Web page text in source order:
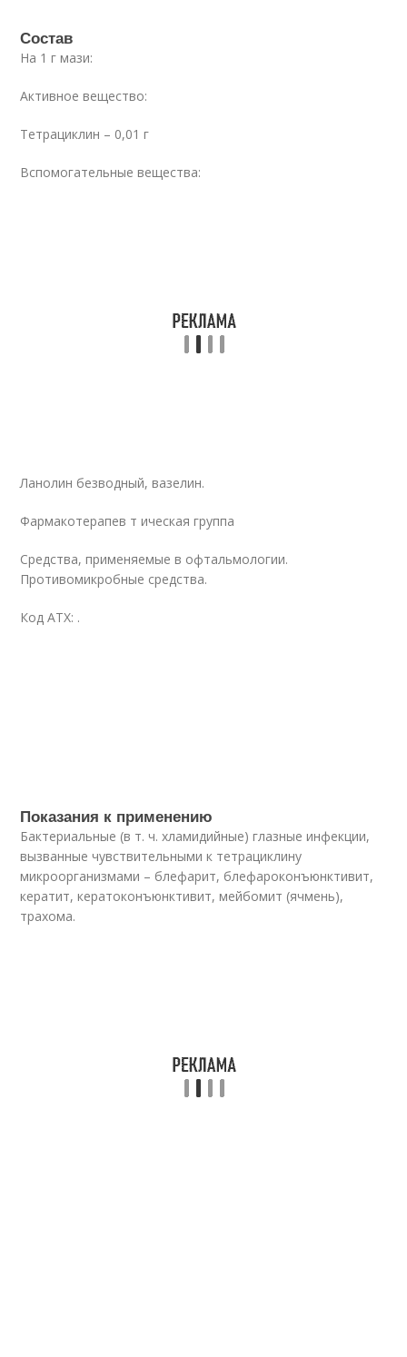
Состав
На 1 г мази:
Активное вещество:
Тетрациклин – 0,01 г
Вспомогательные вещества:
Ланолин безводный, вазелин.
Фармакотерапев т ическая группа
Средства, применяемые в офтальмологии.
Противомикробные средства.
Код АТХ: .
Показания к применению
Бактериальные (в т. ч. хламидийные) глазные инфекции,
вызванные чувствительными к тетрациклину
микроорганизмами – блефарит, блефароконъюнктивит,
кератит, кератоконъюнктивит, мейбомит (ячмень),
трахома.